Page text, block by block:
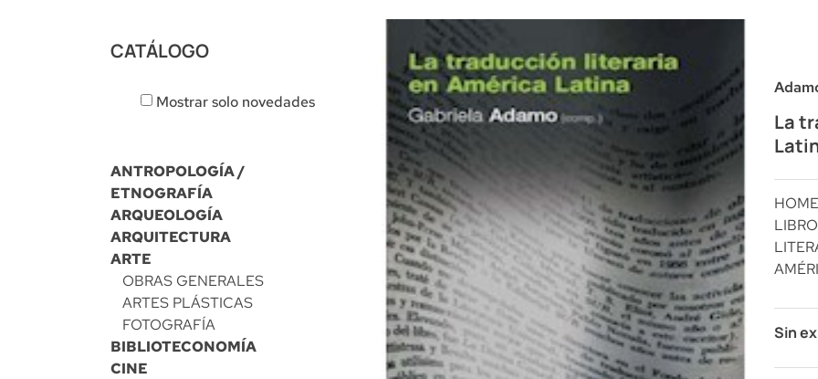
CATÁLOGO
Mostrar solo novedades
ANTROPOLOGÍA /
ETNOGRAFÍA
ARQUEOLOGÍA
ARQUITECTURA
ARTE
OBRAS GENERALES
ARTES PLÁSTICAS
FOTOGRAFÍA
BIBLIOTECONOMÍA
CINE
La
HOME
Sin